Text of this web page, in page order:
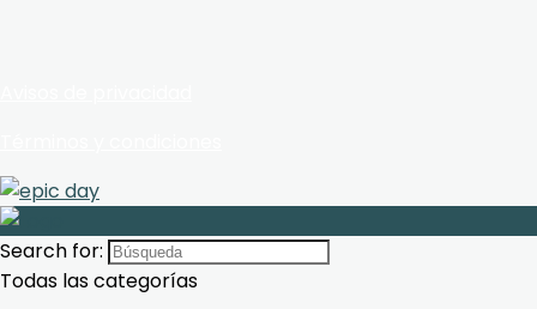
Search for:
Todas las categorías